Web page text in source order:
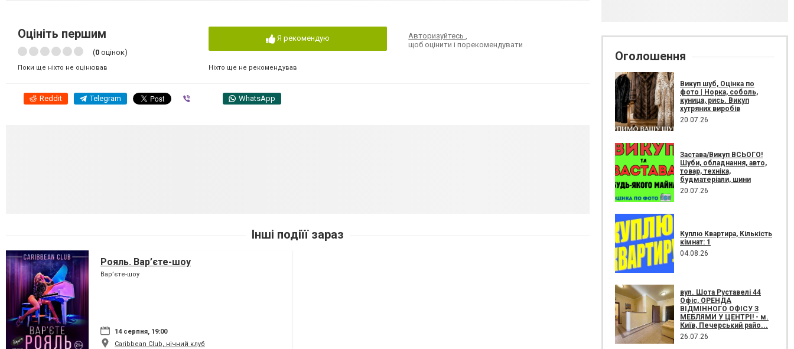
Оцініть першим
(0 оцінок)
Поки ще ніхто не оцінював
Я рекомендую
Ніхто ще не рекомендував
Авторизуйтесь,
щоб оцінити і порекомендувати
Reddit Telegram WhatsApp
Інші подіїї зараз
Рояль. Вар’єте-шоу
Вар’єте-шоу
14 серпня, 19:00
Caribbean Club, нічний клуб
Оголошення
Викуп шуб, Оцінка по
фото | Норка, соболь,
куница, рись. Викуп
хутряних виробів
20.07.26
Застава/Викуп ВСЬОГО!
Шуби, обладнання, авто,
товар, техніка,
будматеріали, шини
20.07.26
Куплю Квартира, Кількість
кімнат: 1
04.08.26
вул. Шота Руставелі 44
Офіс, ОРЕНДА
ВІДМІННОГО ОФІСУ З
МЕБЛЯМИ У ЦЕНТРІ! - м.
Київ, Печерський райо...
26.07.26